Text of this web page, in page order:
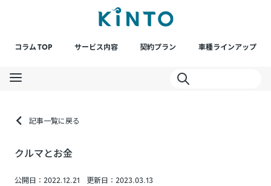
コラム TOP サービス内容 契約プラン 車種ラインアップ
記事一覧に戻る
クルマとお金
公開日：2022.12.21 更新日：2023.03.13